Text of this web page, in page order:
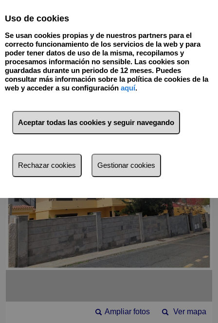
Volver
Ver mapa
Ampliar fotos
Uso de cookies
Se usan cookies propias y de nuestros partners para el
correcto funcionamiento de los servicios de la web y para
poder tener datos de uso de la misma, recopilamos y
procesamos información no sensible. Las cookies son
guardadas durante un periodo de 12 meses. Puedes
consultar más información sobre la política de cookies de la
web y acceder a su configuración aquí.
Aceptar todas las cookies y seguir navegando
Rechazar cookies Gestionar cookies